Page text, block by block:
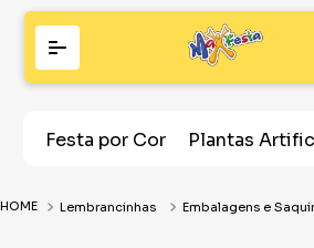
Festa por Cor Plantas
Lembrancinhas Embalagens e